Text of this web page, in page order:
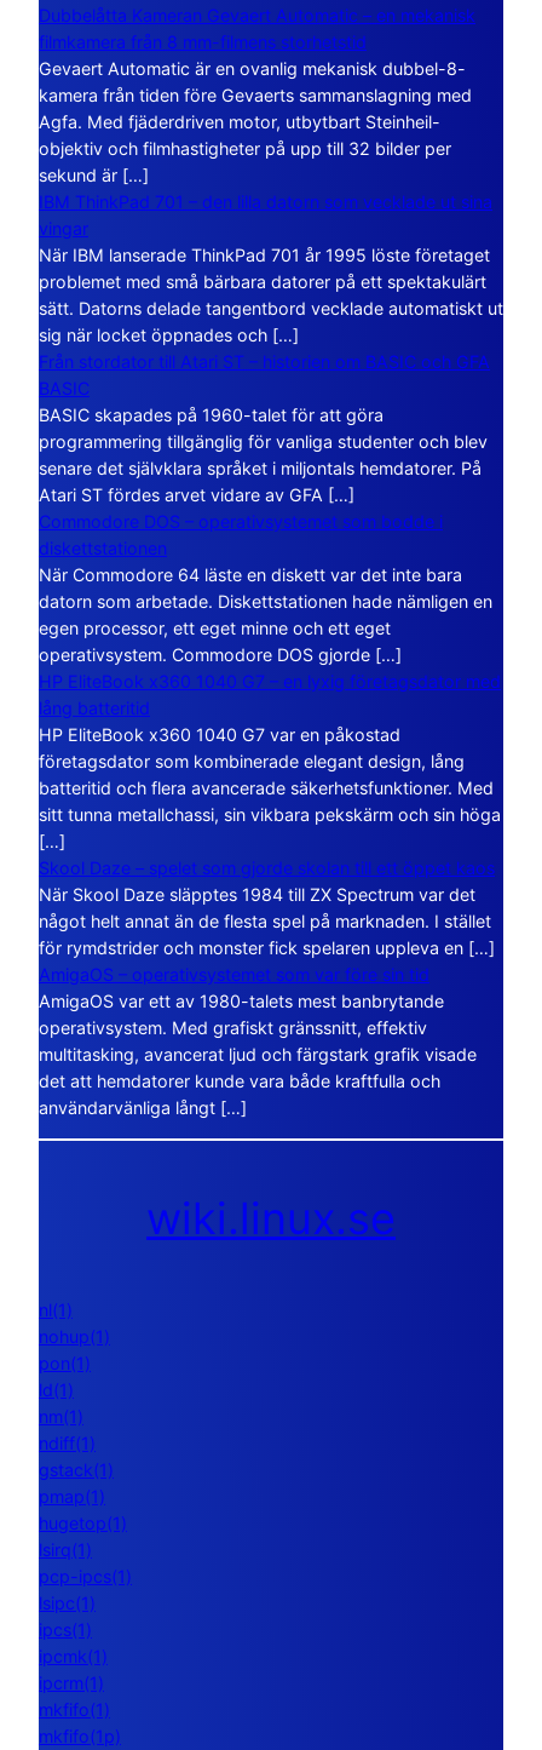
Dubbelåtta Kameran Gevaert Automatic – en mekanisk
filmkamera från 8 mm-filmens storhetstid
Gevaert Automatic är en ovanlig mekanisk dubbel-8-
kamera från tiden före Gevaerts sammanslagning med
Agfa. Med fjäderdriven motor, utbytbart Steinheil-
objektiv och filmhastigheter på upp till 32 bilder per
sekund är […]
IBM ThinkPad 701 – den lilla datorn som vecklade ut sina
vingar
När IBM lanserade ThinkPad 701 år 1995 löste företaget
problemet med små bärbara datorer på ett spektakulärt
sätt. Datorns delade tangentbord vecklade automatiskt ut
sig när locket öppnades och […]
Från stordator till Atari ST – historien om BASIC och GFA
BASIC
BASIC skapades på 1960-talet för att göra
programmering tillgänglig för vanliga studenter och blev
senare det självklara språket i miljontals hemdatorer. På
Atari ST fördes arvet vidare av GFA […]
Commodore DOS – operativsystemet som bodde i
diskettstationen
När Commodore 64 läste en diskett var det inte bara
datorn som arbetade. Diskettstationen hade nämligen en
egen processor, ett eget minne och ett eget
operativsystem. Commodore DOS gjorde […]
HP EliteBook x360 1040 G7 – en lyxig företagsdator med
lång batteritid
HP EliteBook x360 1040 G7 var en påkostad
företagsdator som kombinerade elegant design, lång
batteritid och flera avancerade säkerhetsfunktioner. Med
sitt tunna metallchassi, sin vikbara pekskärm och sin höga
[…]
Skool Daze – spelet som gjorde skolan till ett öppet kaos
När Skool Daze släpptes 1984 till ZX Spectrum var det
något helt annat än de flesta spel på marknaden. I stället
för rymdstrider och monster fick spelaren uppleva en […]
AmigaOS – operativsystemet som var före sin tid
AmigaOS var ett av 1980-talets mest banbrytande
operativsystem. Med grafiskt gränssnitt, effektiv
multitasking, avancerat ljud och färgstark grafik visade
det att hemdatorer kunde vara både kraftfulla och
användarvänliga långt […]
wiki.linux.se
nl(1)
nohup(1)
pon(1)
ld(1)
nm(1)
ndiff(1)
gstack(1)
pmap(1)
hugetop(1)
lsirq(1)
pcp-ipcs(1)
lsipc(1)
ipcs(1)
ipcmk(1)
ipcrm(1)
mkfifo(1)
mkfifo(1p)